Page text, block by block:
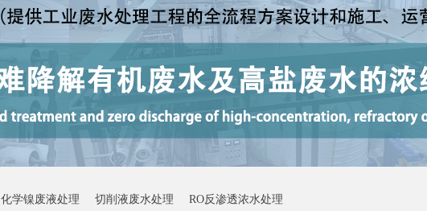
化学镍废液处理 切削液废水处理 RO反渗透浓水处理